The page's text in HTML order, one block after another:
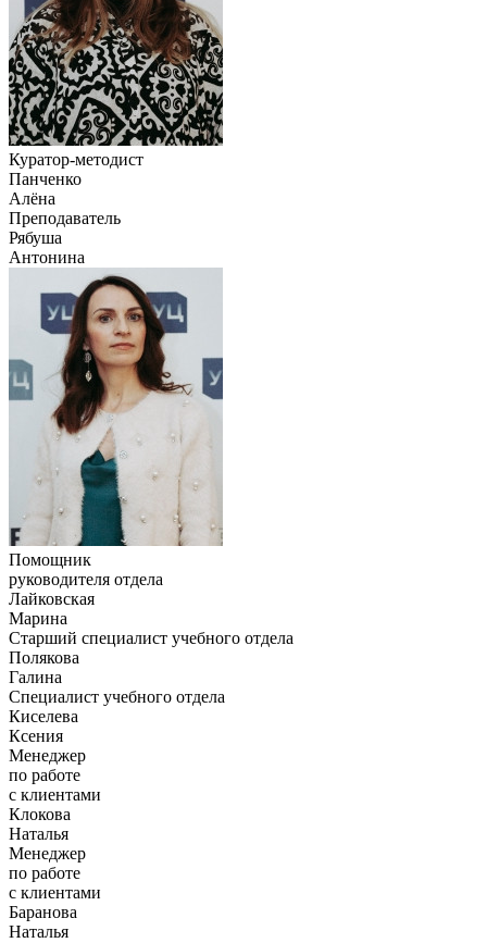
Куратор-методист
Панченко
Алёна
Преподаватель
Рябуша
Антонина
Помощник
руководителя отдела
Лайковская
Марина
Старший специалист учебного отдела
Полякова
Галина
Специалист учебного отдела
Киселева
Ксения
Менеджер
по работе
с клиентами
Клокова
Наталья
Менеджер
по работе
с клиентами
Баранова
Наталья